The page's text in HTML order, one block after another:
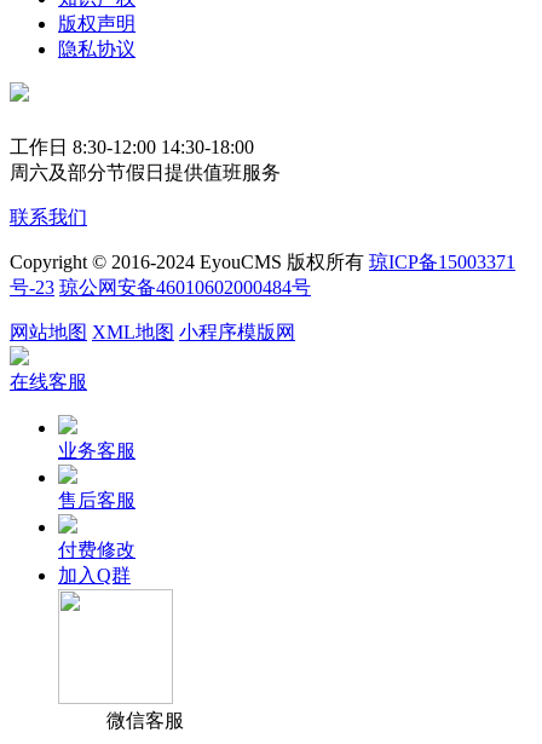
版权声明
隐私协议
工作日 8:30-12:00 14:30-18:00
周六及部分节假日提供值班服务
联系我们
Copyright © 2016-2024 EyouCMS 版权所有 琼ICP备15003371
号-23 琼公网安备46010602000484号
网站地图 XML地图 小程序模版网
在线客服
业务客服
售后客服
付费修改
加入Q群
微信客服